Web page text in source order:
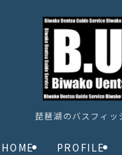
琵琶湖のバスフィ
HOME PROFILE